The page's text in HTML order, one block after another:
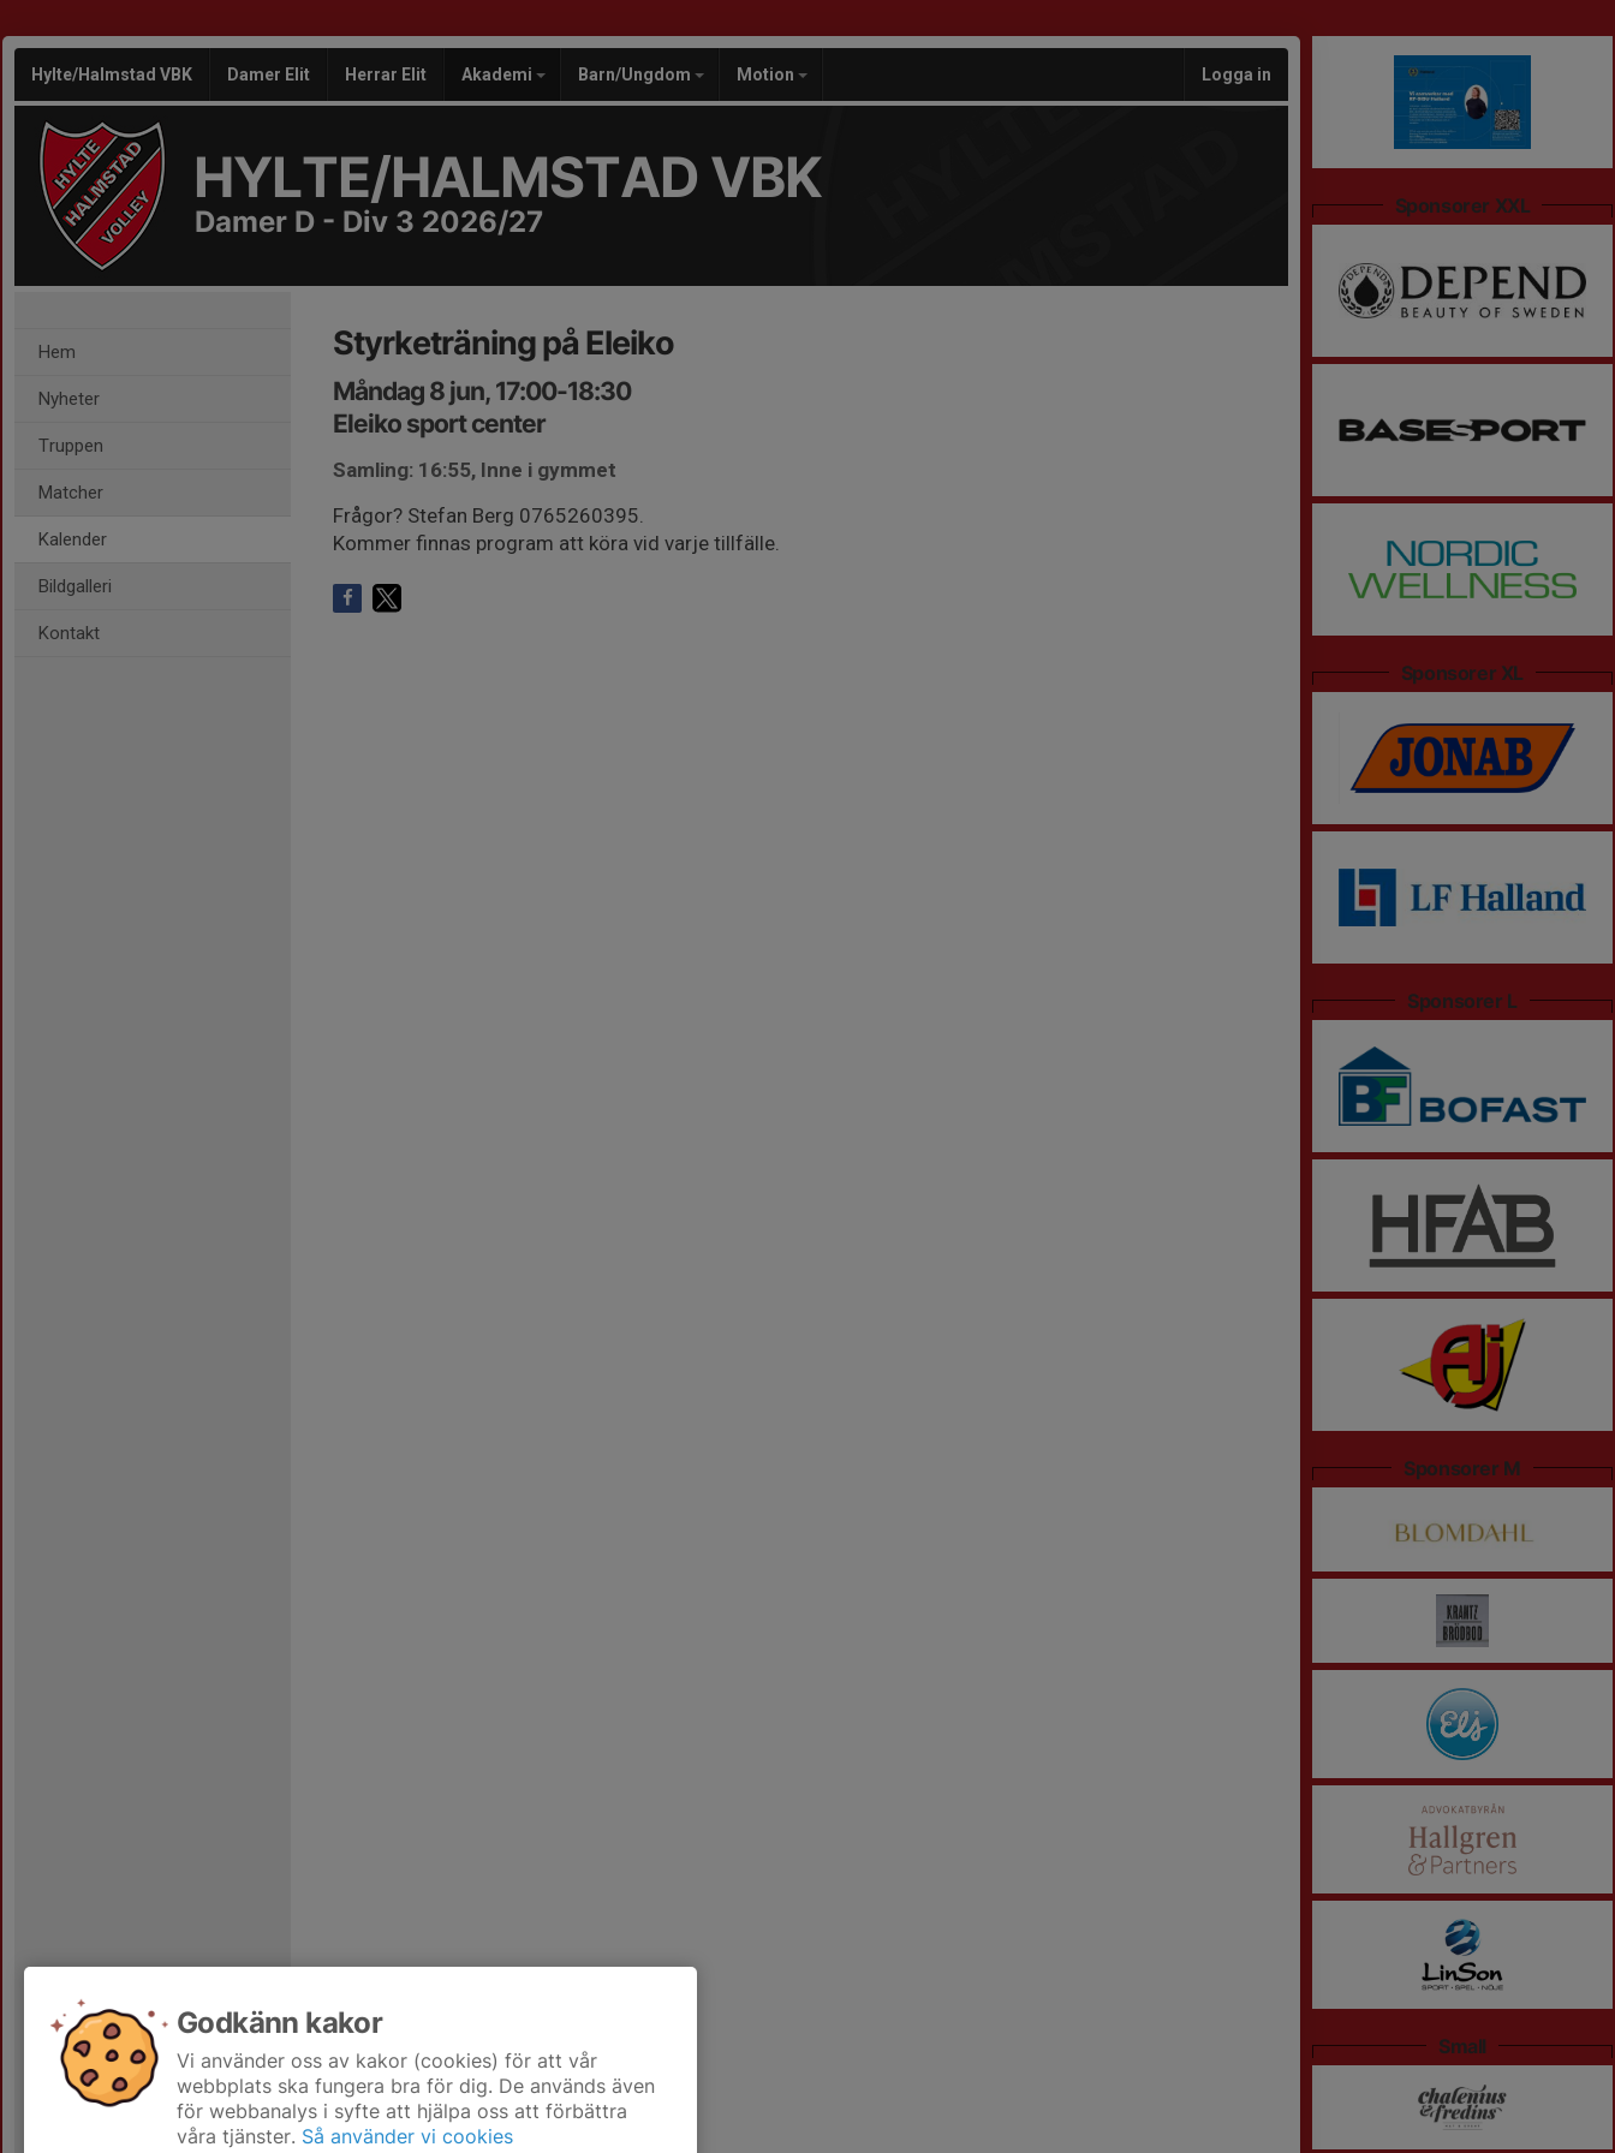
Hylte/Halmstad VBK Damer Elit Herrar Elit Akademi Barn/Ungdom Motion Logga in
HYLTE/HALMSTAD VBK
Damer D - Div 3 2026/27
Hem
Nyheter
Truppen
Matcher
Kalender
Bildgalleri
Kontakt
Styrketräning på Eleiko
Måndag 8 jun, 17:00-18:30
Eleiko sport center
Samling: 16:55, Inne i gymmet
Frågor? Stefan Berg 0765260395.
Kommer finnas program att köra vid varje tillfälle.
Sponsorer XXL
Sponsorer XL
Sponsorer L
Sponsorer M
Small
Godkänn kakor
Vi använder oss av kakor (cookies) för att vår
webbplats ska fungera bra för dig. De används även
för webbanalys i syfte att hjälpa oss att förbättra
våra tjänster. Så använder vi cookies